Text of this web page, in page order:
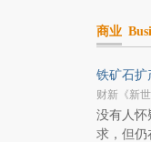
商业
铁矿石扩
财新《新
没有人怀
求，但仍